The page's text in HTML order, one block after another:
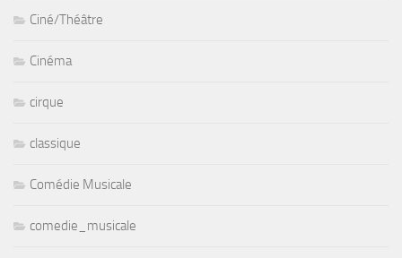
Ciné/Théâtre
Cinéma
cirque
classique
Comédie Musicale
comedie_musicale